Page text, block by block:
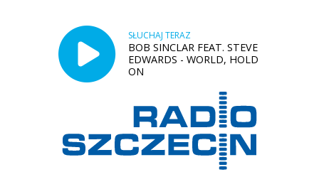
SŁUCHAJ TERAZ
BOB SINCLAR FEAT. STEVE
EDWARDS - WORLD, HOLD
ON